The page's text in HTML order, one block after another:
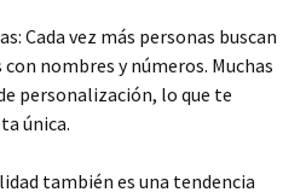
Cada vez más personas buscan
nombres y números. Muchas
personalización, lo que te
única.
también es una tendencia